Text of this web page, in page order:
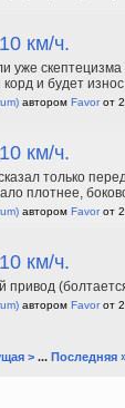
км/ч.
уже
и будет
автором Favorот
км/ч.
только
плотнее,
автором Favorот
км/ч.
привод
автором Favorот
>... Последняя